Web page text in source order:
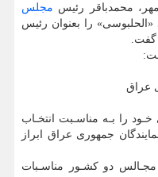
محمدباقر رئیس مجلس
را بعنوان رئیس
گفت.
عراق
را بـه مناسـبت انتخـاب
جمهوری عراق ابراز
مجـالس دو کشـور مناسـبات